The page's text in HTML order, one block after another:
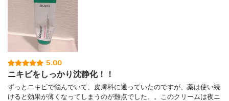
5.00
ニキビをしっかり沈静化！！
ずっとニキビで悩んでいて、皮膚科に通っていたのですが、薬は使い続
けると効果が薄くなってしまうのが難点でした。。このクリームは夜ニ